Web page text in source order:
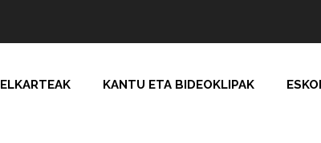
ELKARTEAK KANTU ETA BIDEOKLIPAK